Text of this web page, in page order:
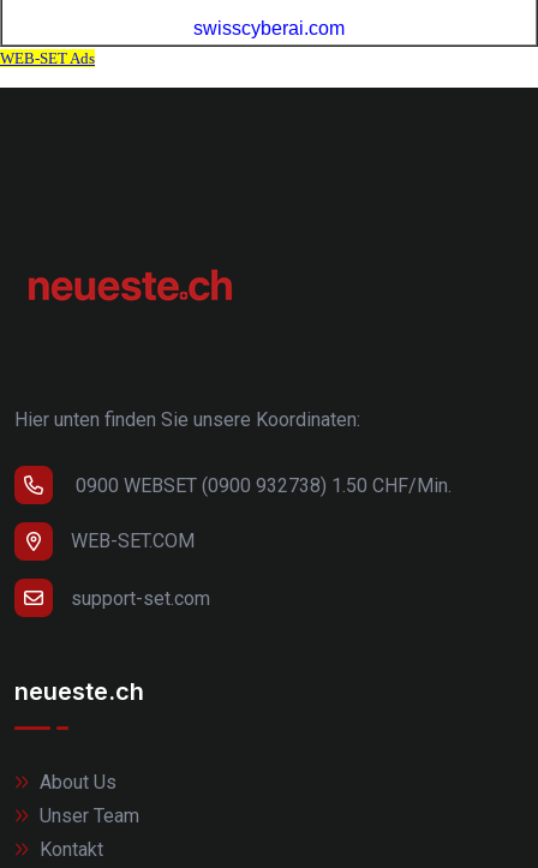
Hier unten finden Sie unsere Koordinaten:
0900 WEBSET (0900 932738) 1.50 CHF/Min.
WEB-SET.COM
support-set.com
neueste.ch
About Us
Unser Team
Kontakt